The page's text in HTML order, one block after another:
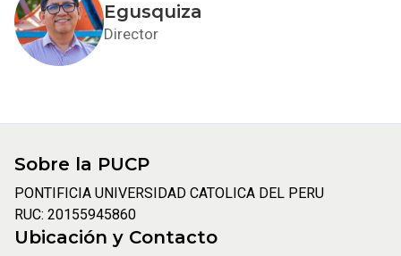
Egusquiza
Director
Sobre la PUCP
PONTIFICIA UNIVERSIDAD CATOLICA DEL PERU
RUC: 20155945860
Ubicación y Contacto